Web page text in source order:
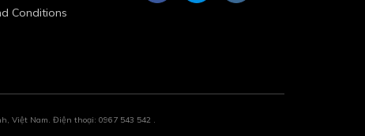
Conditions
Việt Nam. Điện thoại: 0967 543 542 .